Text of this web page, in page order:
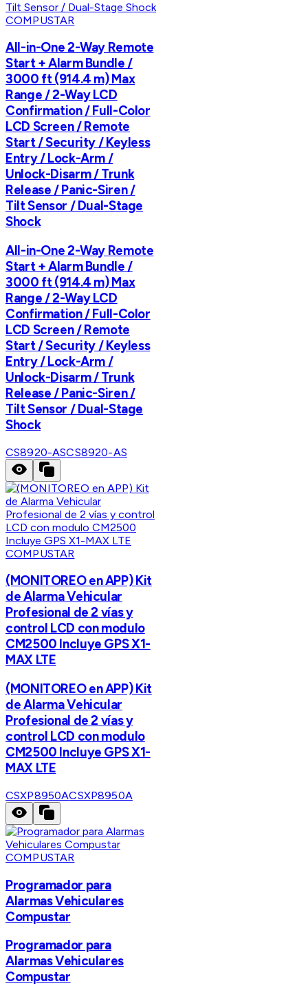
COMPUSTAR
All-in-One 2-Way Remote
Start + Alarm Bundle /
3000 ft (914.4 m) Max
Range / 2-Way LCD
Confirmation / Full-Color
LCD Screen / Remote
Start / Security / Keyless
Entry / Lock-Arm /
Unlock-Disarm / Trunk
Release / Panic-Siren /
Tilt Sensor / Dual-Stage
Shock
All-in-One 2-Way Remote
Start + Alarm Bundle /
3000 ft (914.4 m) Max
Range / 2-Way LCD
Confirmation / Full-Color
LCD Screen / Remote
Start / Security / Keyless
Entry / Lock-Arm /
Unlock-Disarm / Trunk
Release / Panic-Siren /
Tilt Sensor / Dual-Stage
Shock
CS8920-ASCS8920-AS
COMPUSTAR
(MONITOREO en APP) Kit
de Alarma Vehicular
Profesional de 2 vías y
control LCD con modulo
CM2500 Incluye GPS X1-
MAX LTE
(MONITOREO en APP) Kit
de Alarma Vehicular
Profesional de 2 vías y
control LCD con modulo
CM2500 Incluye GPS X1-
MAX LTE
CSXP8950ACSXP8950A
COMPUSTAR
Programador para
Alarmas Vehiculares
Compustar
Programador para
Alarmas Vehiculares
Compustar